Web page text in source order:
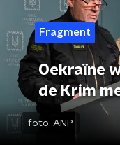
Fragment
Oekraïne
de Krim
foto: ANP